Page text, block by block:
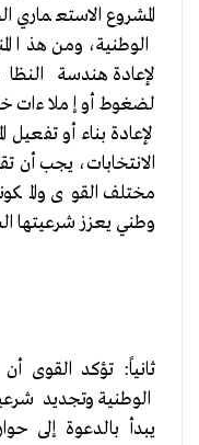
المشروع
الوطنية، ومن هذا
لإعادة هندسة
لضغوط أو إملاءات
لإعادة بناء أو
الانتخابات، يجب
مختلف القوى
وطني يعزز شرعيتها
ثانياً: تؤكد القوى
الوطنية وتجديد
يبدأ بالدعوة إلى